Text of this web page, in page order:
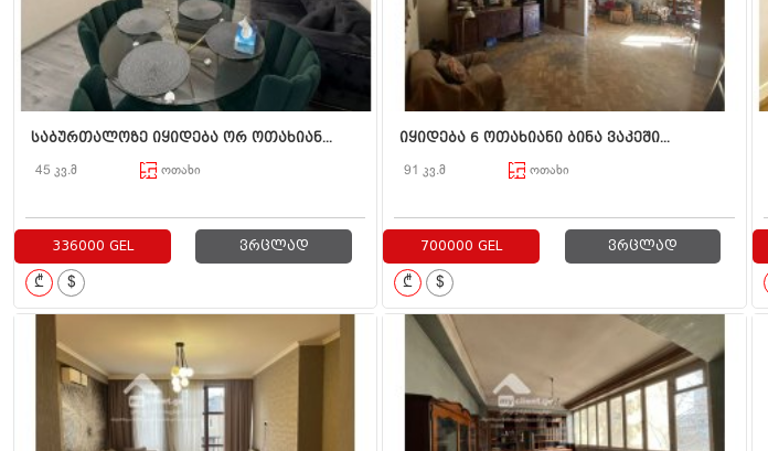
საბურთალოზე იყიდება ორ ოთახიან...
45 კვ.მ ოთახი
336000 GEL ვრცლად
₾ $
იყიდება 6 ოთახიანი ბინა ვაკეში...
91 კვ.მ ოთახი
700000 GEL ვრცლად
₾ $